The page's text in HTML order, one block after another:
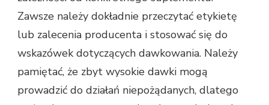
Zawsze należy dokładnie przeczytać etykietę
lub zalecenia producenta i stosować się do
wskazówek dotyczących dawkowania. Należy
pamiętać, że zbyt wysokie dawki mogą
prowadzić do działań niepożądanych, dlatego